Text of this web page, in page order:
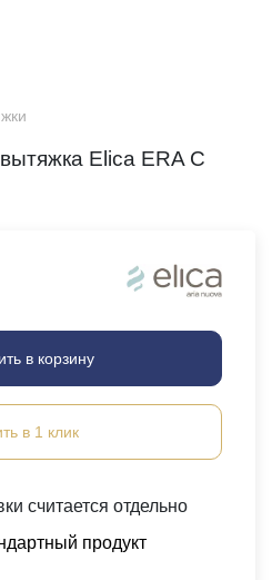
Elica ERA C
в корзину
в 1 клик
считается отдельно
продукт